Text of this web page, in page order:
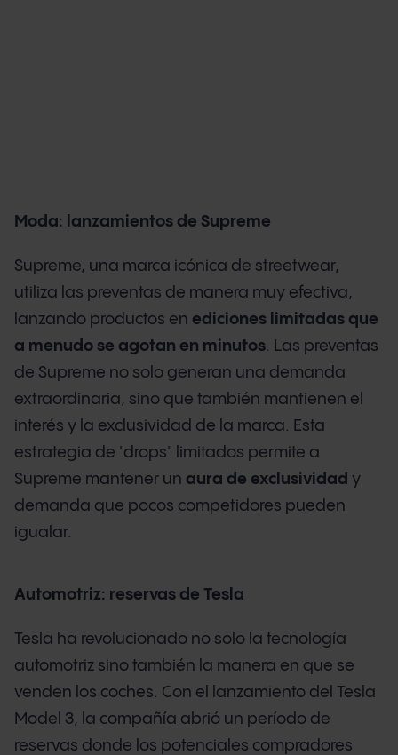
Moda: lanzamientos de Supreme
Supreme, una marca icónica de streetwear,
utiliza las preventas de manera muy efectiva,
lanzando productos en ediciones limitadas que
a menudo se agotan en minutos. Las preventas
de Supreme no solo generan una demanda
extraordinaria, sino que también mantienen el
interés y la exclusividad de la marca. Esta
estrategia de "drops" limitados permite a
Supreme mantener un aura de exclusividad y
demanda que pocos competidores pueden
igualar.
Automotriz: reservas de Tesla
Tesla ha revolucionado no solo la tecnología
automotriz sino también la manera en que se
venden los coches. Con el lanzamiento del Tesla
Model 3, la compañía abrió un período de
reservas donde los potenciales compradores